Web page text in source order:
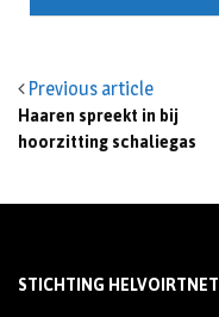
Previous article
Haaren spreekt in bij
hoorzitting schaliegas
STICHTING HELVOIRTNET